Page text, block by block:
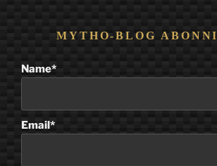
MYTHO-BLOG
Name*
Email*